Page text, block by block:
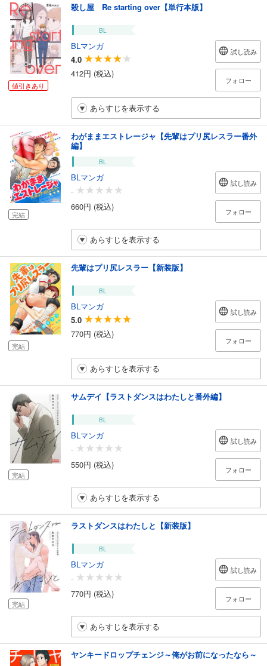
値引きあり
殺し屋 Re starting over【単行本版】
BL
BLマンガ
4.0
412円 (税込)
試し読み
フォロー
あらすじを表示する
完結
わがままエストレージャ【先輩はプリ尻レスラー番外
編】
BL
BLマンガ
-
660円 (税込)
試し読み
フォロー
あらすじを表示する
完結
先輩はプリ尻レスラー【新装版】
BL
BLマンガ
5.0
770円 (税込)
試し読み
フォロー
あらすじを表示する
完結
サムデイ【ラストダンスはわたしと番外編】
BL
BLマンガ
-
550円 (税込)
試し読み
フォロー
あらすじを表示する
完結
ラストダンスはわたしと【新装版】
BL
BLマンガ
-
770円 (税込)
試し読み
フォロー
あらすじを表示する
ヤンキードロップチェンジ～俺がお前になったなら～